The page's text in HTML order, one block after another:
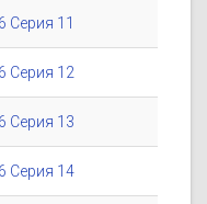
Серия 11
Серия 12
Серия 13
Серия 14